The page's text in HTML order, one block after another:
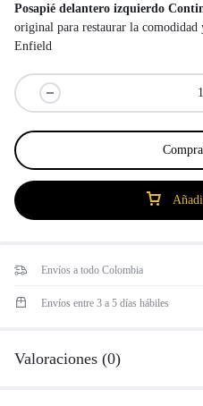
Posapié delantero izquierdo
original para restaurar la comodidad
Enfield
Envíos a todo Colombia
Envíos entre 3 a 5 días hábiles
Valoraciones (0)